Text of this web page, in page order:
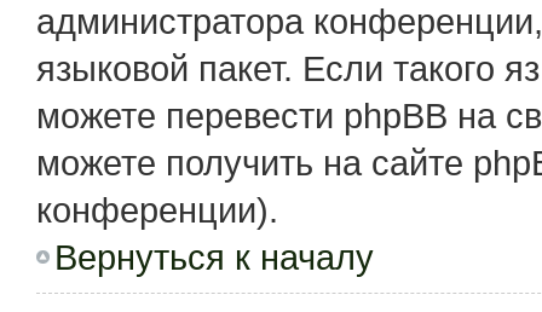
администратора
языковой пакет. Если такого
можете перевести phpBB на
можете получить на сайте
конференции).
Вернуться к началу